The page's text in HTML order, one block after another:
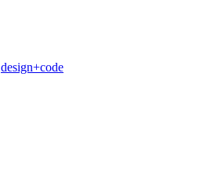
design+code